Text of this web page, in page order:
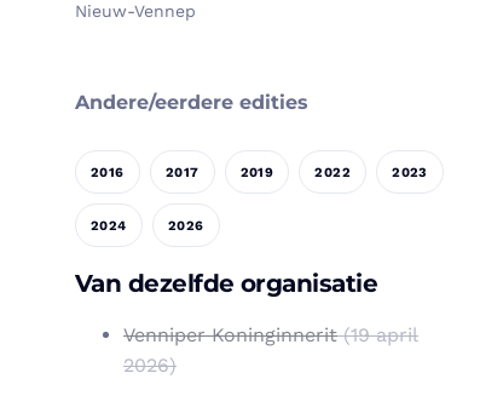
Nieuw-Vennep
Andere/eerdere edities
2016 2017 2019 2022 2023
2024 2026
Van dezelfde organisatie
Venniper Koninginnerit(19 april
2026)